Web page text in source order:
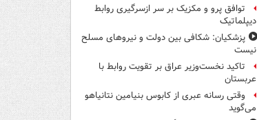
توافق پرو و مکزیک بر سر ازسرگیری روابط
دیپلماتیک
پزشکیان: شکافی بین دولت و نیروهای مسلح
نیست
تاکید نخست‌وزیر عراق بر تقویت روابط با
عربستان
وقتی رسانه عبری از کابوس بنیامین نتانیاهو
می‌گوید